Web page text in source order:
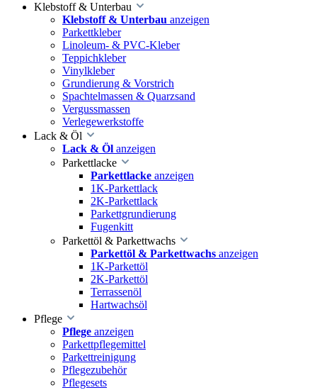
Klebstoff & Unterbau
Klebstoff & Unterbau anzeigen
Parkettkleber
Linoleum- & PVC-Kleber
Teppichkleber
Vinylkleber
Grundierung & Vorstrich
Spachtelmassen & Quarzsand
Vergussmassen
Verlegewerkstoffe
Lack & Öl
Lack & Öl anzeigen
Parkettlacke
Parkettlacke anzeigen
1K-Parkettlack
2K-Parkettlack
Parkettgrundierung
Fugenkitt
Parkettöl & Parkettwachs
Parkettöl & Parkettwachs anzeigen
1K-Parkettöl
2K-Parkettöl
Terrassenöl
Hartwachsöl
Pflege
Pflege anzeigen
Parkettpflegemittel
Parkettreinigung
Pflegezubehör
Pflegesets